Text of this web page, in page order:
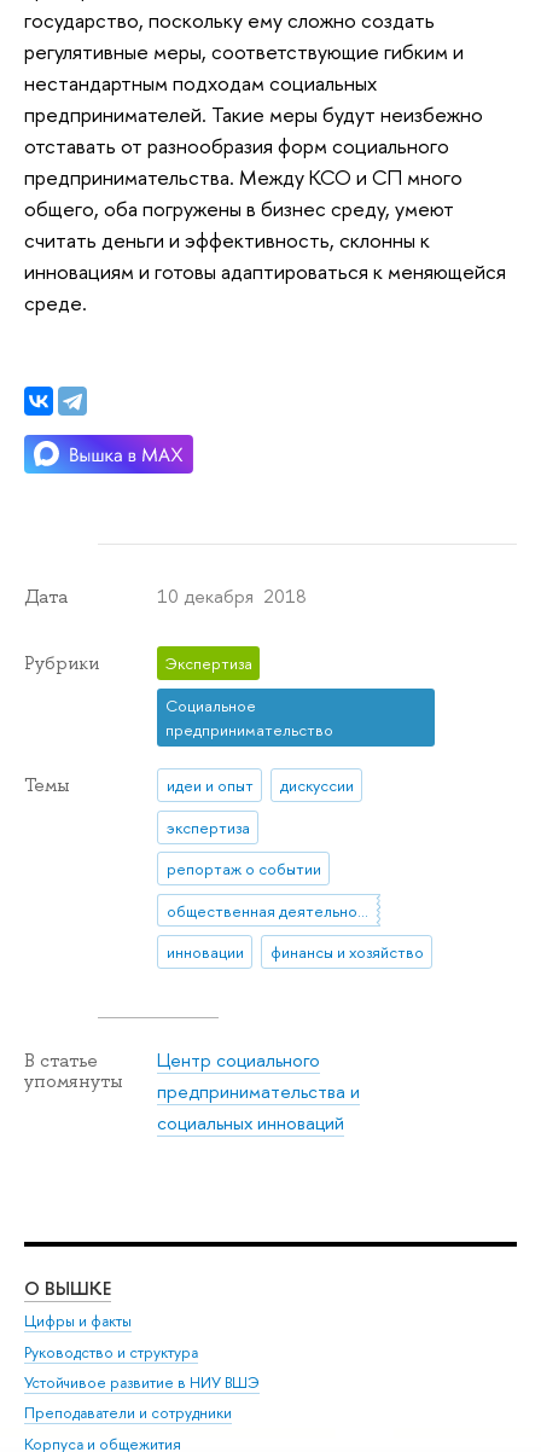
государство, поскольку ему сложно создать
регулятивные меры, соответствующие гибким и
нестандартным подходам социальных
предпринимателей. Такие меры будут неизбежно
отставать от разнообразия форм социального
предпринимательства. Между КСО и СП много
общего, оба погружены в бизнес среду, умеют
считать деньги и эффективность, склонны к
инновациям и готовы адаптироваться к меняющейся
среде.
Дата 10 декабря 2018
Рубрики
Экспертиза
Социальное
предпринимательство
Темы идеи и опыт
дискуссии
экспертиза
репортаж о событии
инновации
финансы и хозяйство
В статье
упомянуты
Центр социального
предпринимательства и
социальных инноваций
О ВЫШКЕ
Цифры и факты
Руководство и структура
Устойчивое развитие в НИУ ВШЭ
Преподаватели и сотрудники
Корпуса и общежития